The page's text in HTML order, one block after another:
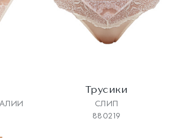
Трусики
СЛИП
880219